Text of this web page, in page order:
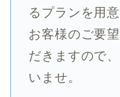
るプランを用
お客様のご要
だきますので
いませ。